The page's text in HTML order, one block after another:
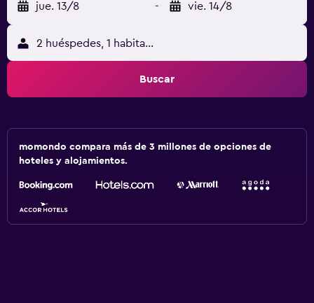
jue. 13/8 - vie. 14/8
2 huéspedes, 1 habitación
Buscar
momondo compara más de 3 millones de opciones de
hoteles y alojamientos.